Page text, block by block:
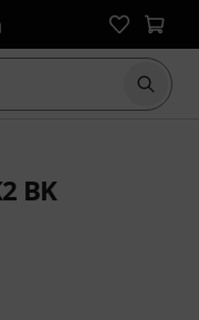
Suche
BK
Kundenbewertungen